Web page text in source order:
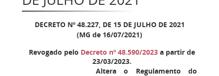
DECRETO Nº 48.227, DE 15 DE JULHO DE 2021
(MG de 16/07/2021)
Revogado pelo Decreto nº 48.590/2023a partir de
23/03/2023.
Altera o Regulamento do